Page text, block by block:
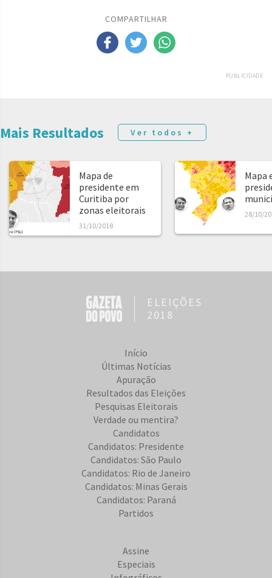
COMPARTILHAR
PUBLICIDADE
Mais Resultados Ver todos +
Mapa de
presidente em
Curitiba por
zonas eleitorais
31/10/2018
Mapa
28/10/
ELEIÇÕES
2018
Início
Últimas Notícias
Apuração
Resultados das Eleições
Pesquisas Eleitorais
Verdade ou mentira?
Candidatos
Candidatos: Presidente
Candidatos: São Paulo
Candidatos: Rio de Janeiro
Candidatos: Minas Gerais
Candidatos: Paraná
Partidos
Assine
Especiais